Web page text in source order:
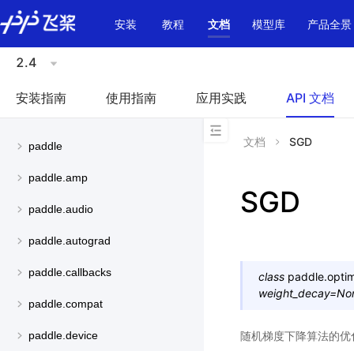
\u200E
安装
教程 文档 模型库 产品全景
2.4
安装指南 使用指南 应用实践 API 文档
paddle
paddle.amp
paddle.audio
paddle.autograd
paddle.callbacks
paddle.compat
paddle.device
文档 SGD
SGD
class
weight_decay=
随机梯度下降算法的优